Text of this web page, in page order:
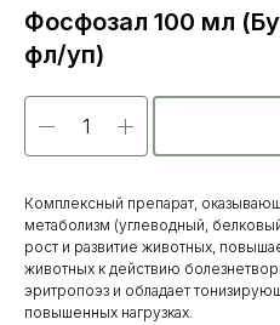
Фосфозал 100 мл
фл/уп)
Комплексный препарат,
метаболизм (углеводный,
рост и развитие животных,
животных к действию
эритропоэз и обладает
повышенных нагрузках.
Каталог